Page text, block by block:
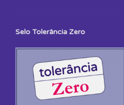
Selo Tolerância Zero